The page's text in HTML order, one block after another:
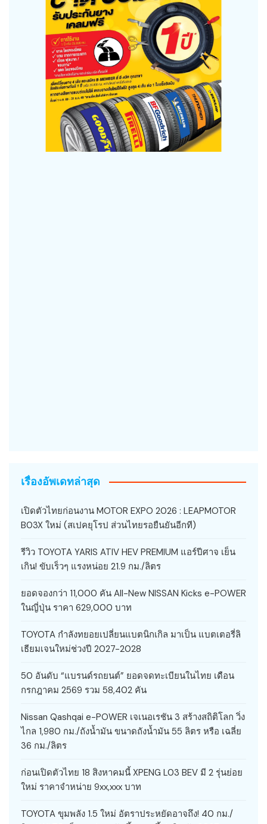
เรื่องอัพเดทล่าสุด
เปิดตัวไทยก่อนงาน MOTOR EXPO 2026 : LEAPMOTOR
B03X ใหม่ (สเปคยุโรป ส่วนไทยรอยืนยันอีกที)
รีวิว TOYOTA YARIS ATIV HEV PREMIUM แอร์ปีศาจ เย็น
เกิน! ขับเร็วๆ แรงหน่อย 21.9 กม./ลิตร
ยอดจองกว่า 11,000 คัน All-New NISSAN Kicks e-POWER
ในญี่ปุ่น ราคา 629,000 บาท
TOYOTA กำลังทยอยเปลี่ยนแบตนิกเกิล มาเป็น แบตเตอรี่ลิ
เธียมเจนใหม่ช่วงปี 2027-2028
50 อันดับ “แบรนด์รถยนต์” ยอดจดทะเบียนในไทย เดือน
กรกฎาคม 2569 รวม 58,402 คัน
Nissan Qashqai e-POWER เจเนอเรชัน 3 สร้างสถิติโลก วิ่ง
ไกล 1,980 กม./ถังน้ำมัน ขนาดถังน้ำมัน 55 ลิตร หรือ เฉลี่ย
36 กม./ลิตร
ก่อนเปิดตัวไทย 18 สิงหาคมนี้ XPENG L03 BEV มี 2 รุ่นย่อย
ใหม่ ราคาจำหน่าย 9xx,xxx บาท
TOYOTA ขุมพลัง 1.5 ใหม่ อัตราประหยัดอาจถึง! 40 กม./